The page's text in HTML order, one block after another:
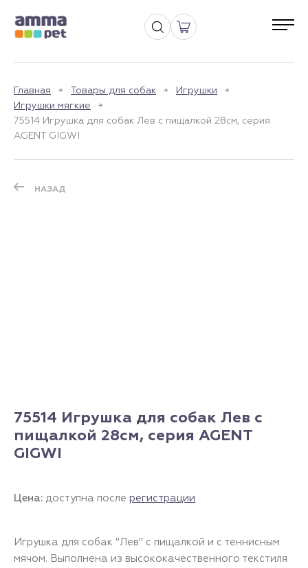
Главная Товары для собак
Игрушки
Игрушки мягкие
75514 Игрушка для собак Лев с пищалкой 28см, серия
AGENT GIGWI
НАЗАД
75514 Игрушка для собак Лев с
пищалкой 28см, серия AGENT
GIGWI
Цена: доступна после регистрации
Игрушка для собак "Лев" с пищалкой и с теннисным
мячом. Выполнена из высококачественного текстиля